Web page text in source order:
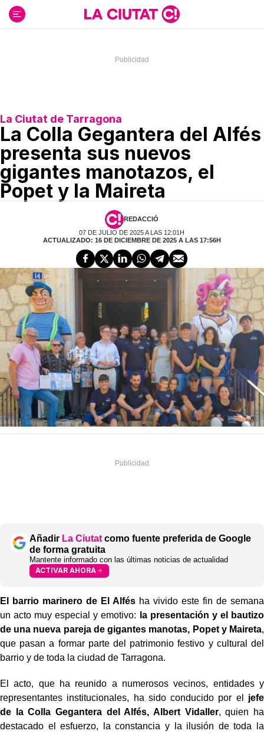
contenido
La Ciutat de Tarragona
La Colla Gegantera del Alfés
presenta sus nuevos
gigantes manotazos, el
Popet y la Maireta
REDACCIÓ
07 DE JULIO DE 2025 A LAS 12:01H
ACTUALIZADO: 16 DE DICIEMBRE DE 2025 A LAS 17:56H
Añadir La Ciutat como fuente preferida de Google
de forma gratuita
Mantente informado con las últimas noticias de actualidad
ACTIVAR AHORA
El barrio marinero de El Alfésha vivido este fin de semana
un acto muy especial y emotivo:
la presentación y el bautizo
de una nueva pareja de gigantes manotas, Popet y Maireta,
que pasan a formar parte del patrimonio festivo y cultural del
barrio y de toda la ciudad de Tarragona.
El acto, que ha reunido a numerosos vecinos, entidades y
representantes institucionales, ha sido conducido por el jefe
de la Colla Gegantera del Alfés, Albert Vidaller, quien ha
destacado el esfuerzo, la constancia y la ilusión de toda la